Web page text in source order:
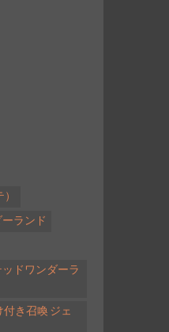
ランド
ドワンダーラ
き召喚 ジェ